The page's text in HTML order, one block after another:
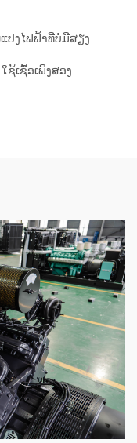
ປງໄຟຟ້າທີ່ບໍ່ມີສຽງ
ຊ້ເຊື້ອເພີງສອງ